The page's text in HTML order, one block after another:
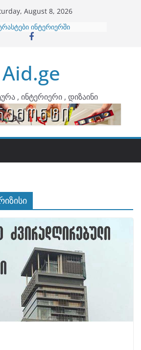
August 8, 2026
გაერთიანება
ინტერიერში
დიზიანი
წარმოგიდგენთ
Aid.ge
, ინტერიერი , დიზაინი